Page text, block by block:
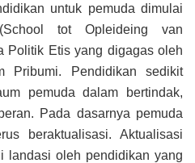
untuk pemuda dimulai
tot Opleideing van
Politik Etis yang digagas oleh
Pribumi. Pendidikan sedikit
pemuda dalam bertindak,
Pada dasarnya pemuda
beraktualisasi. Aktualisasi
landasi oleh pendidikan yang